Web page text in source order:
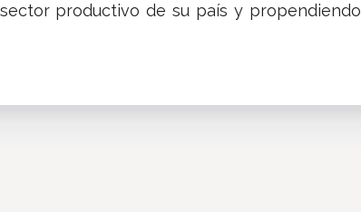
productivo de su país y propendiendo